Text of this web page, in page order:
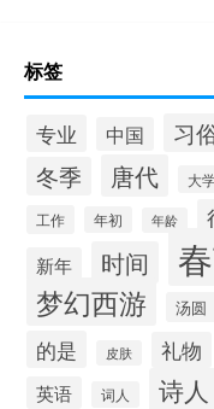
标签
专业 中国 习
冬季 唐代 大
工作 年初 年龄
新年 时间
梦幻西游 汤圆
的是 皮肤 礼物
英语 词人 诗人